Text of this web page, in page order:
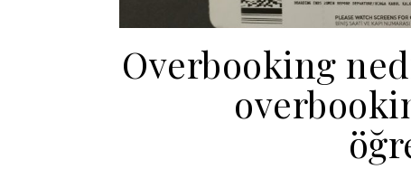
Overbooking